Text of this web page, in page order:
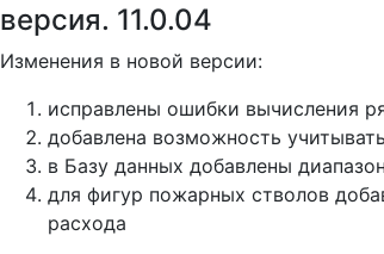
версия. 11.0.04
Изменения в новой версии:
исправлены ошибки вычисления
добавлена возможность
в Базу данных добавлены
для фигур пожарных стволов
расхода